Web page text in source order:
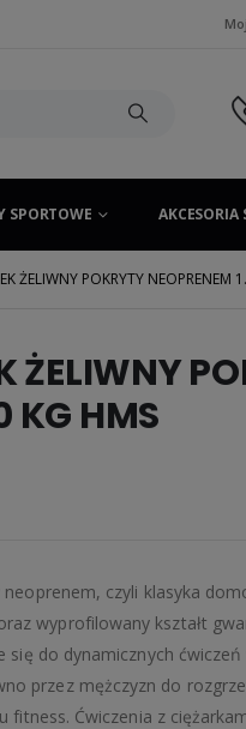
SPORTOWE AKCESORIA
ŻELIWNY POKRYTY NEOPRENEM
ŻELIWNY
KG HMS
czyli klasyka
wyprofilowany kształt
się do dynamicznych
przez mężczyzn do
Ćwiczenia z